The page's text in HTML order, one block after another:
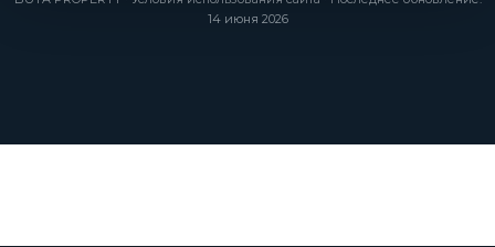
14 июня 2026